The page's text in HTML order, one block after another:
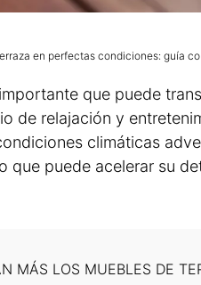
en perfectas condiciones: guía
que puede
de relajación y
climáticas
puede acelerar su
MÁS LOS MUEBLES DE